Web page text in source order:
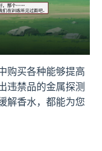
购买各种能够提高
违禁品的金属探测
解香水，都能为您